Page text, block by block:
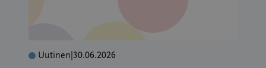
Uutinen 30.06.2026